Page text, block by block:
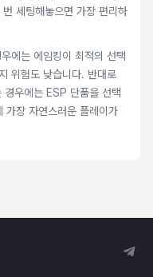
세팅해놓으면 가장 편리하
에는 에임킹이 최적의 선택
위험도 낮습니다. 반대로
경우에는 ESP 단품을 선택
가장 자연스러운 플레이가